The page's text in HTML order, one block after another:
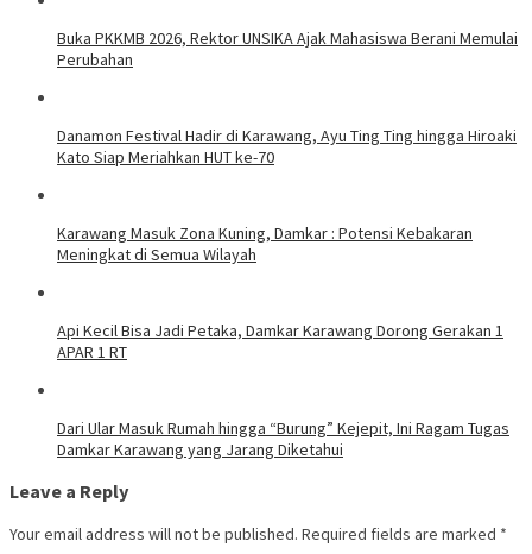
Buka PKKMB 2026, Rektor UNSIKA Ajak Mahasiswa Berani Memulai
Perubahan
Danamon Festival Hadir di Karawang, Ayu Ting Ting hingga Hiroaki
Kato Siap Meriahkan HUT ke-70
Karawang Masuk Zona Kuning, Damkar : Potensi Kebakaran
Meningkat di Semua Wilayah
Api Kecil Bisa Jadi Petaka, Damkar Karawang Dorong Gerakan 1
APAR 1 RT
Dari Ular Masuk Rumah hingga “Burung” Kejepit, Ini Ragam Tugas
Damkar Karawang yang Jarang Diketahui
Leave a Reply
Your email address will not be published. Required fields are marked *